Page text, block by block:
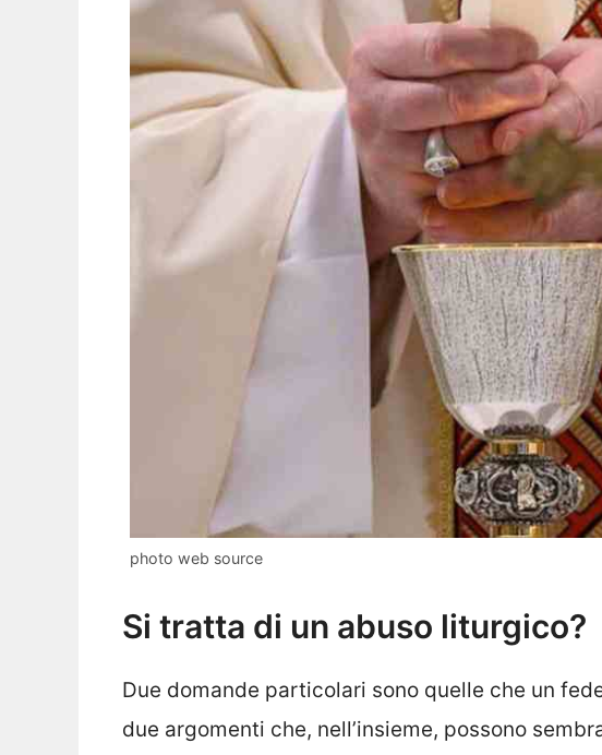
photo web source
Si tratta di un abuso liturgico?
Due domande particolari sono quelle che un
due argomenti che, nell’insieme, possono